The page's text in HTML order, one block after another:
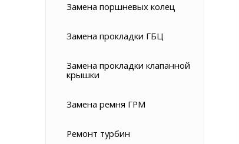
Замена поршневых колец
Замена прокладки ГБЦ
Замена прокладки клапанной
крышки
Замена ремня ГРМ
Ремонт турбин